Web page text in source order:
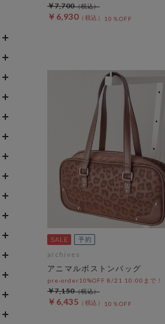
￥6,930 10％OFF
￥7,700
archives
アニマルボストンバッグ
pre-order10%OFF 8/21 10:00まで！
￥6,435 10％OFF
￥7,150